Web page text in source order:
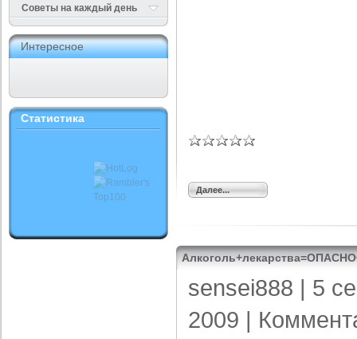
Cоветы на каждый день
Интересное
Статистика
Далее...
sensei888 | 5
2009 |